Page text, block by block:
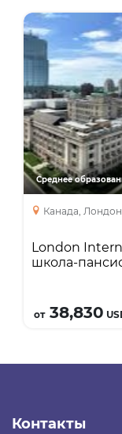
Среднее
Канада, Лондон
London
школа-
от38,830
London
Контакты